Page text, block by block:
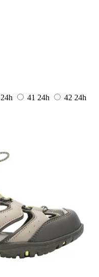
24h 41 24h 42 24h